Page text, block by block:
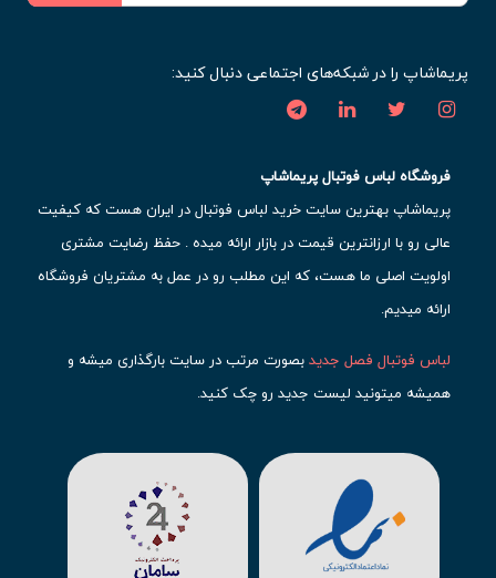
پریماشاپ را در شبکه‌های اجتماعی دنبال کنید:
فروشگاه لباس فوتبال پریماشاپ
پریماشاپ بهترین سایت خرید لباس فوتبال در ایران هست که کیفیت
عالی رو با ارزانترین قیمت در بازار ارائه میده . حفظ رضایت مشتری
اولویت اصلی ما هست، که این مطلب رو در عمل به مشتریان فروشگاه
ارائه میدیم.
لباس فوتبال فصل جدیدبصورت مرتب در سایت بارگذاری میشه و
همیشه میتونید لیست جدید رو چک کنید.
حتما مشاهده کنید که قطعا برای تیم های مطرح دنیای فوتبال، تعداد
بیشتری محصول موجود میشه. این مورد شامل
لباس رئال مادرید
لباس اینتر میامی لباس منچستر سیتی